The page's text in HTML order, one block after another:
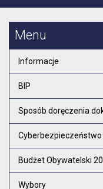
Menu
Informacje
BIP
Sposób doręczenia
Cyberbezpieczeństwo
Budżet Obywatelski
Wybory